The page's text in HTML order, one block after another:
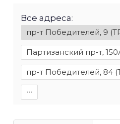
Все адреса:
пр-т Победителей, 84
∙∙∙